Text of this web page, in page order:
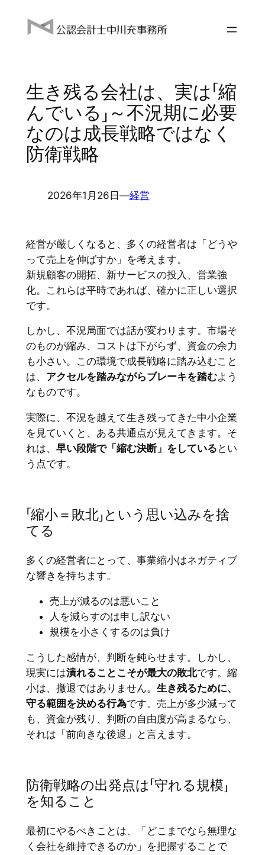
生き残る会社は、実は「縮
んでいる」～不況期に必要
なのは成長戦略ではなく
防衛戦略
2026年1月26日―経営
経営が厳しくなると、多くの経営者は「どうや
って売上を伸ばすか」を考えます。
新規顧客の開拓、新サービスの投入、営業強
化。これらは平時であれば、確かに正しい選択
です。
しかし、不況局面では話が変わります。市場そ
のものが縮み、コストは下がらず、資金の余力
も小さい。この環境で成長戦略に踏み込むこと
は、 アクセルを踏みながらブレーキを踏むよう
なものです。
実際に、不況を越えて生き残ってきた中小企業
を見ていくと、ある共通点が見えてきます。そ
れは、 早い段階で「縮む決断」をしている とい
う点です。
「縮小＝敗北」という思い込みを捨
てる
多くの経営者にとって、事業縮小はネガティブ
な響きを持ちます。
売上が減るのは悪いこと
人を減らすのは申し訳ない
規模を小さくするのは負け
こうした感情が、判断を鈍らせます。しかし、
現実には潰れることこそが最大の敗北です。縮
小は、撤退ではありません。 生き残るために、
守る範囲を決める行為です。売上が多少減って
も、資金が残り、判断の自由度が高まるなら、
それは「前向きな後退」と言えます。
防衛戦略の出発点は「守れる規模」
を知ること
最初にやるべきことは、「どこまでなら無理な
く会社を維持できるのか」を把握することで